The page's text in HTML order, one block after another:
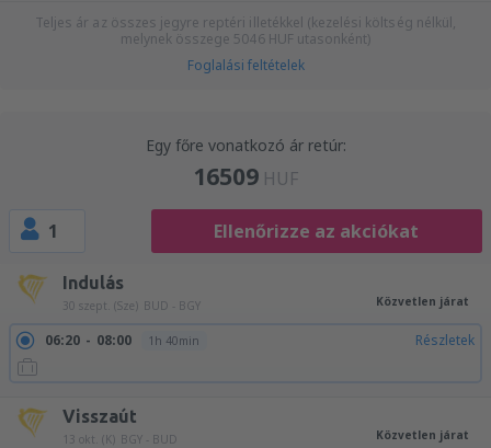
Teljes ár az összes jegyre reptéri illetékkel (kezelési költség nélkül,
melynek összege 5046 HUF utasonként)
Foglalási feltételek
Egy főre vonatkozó ár retúr:
16509 HUF
1 Ellenőrizze az akciókat
Indulás
30 szept. (Sze) BUD - BGY Közvetlen járat
06:20 08:00 1h 40min Részletek
Visszaút
13 okt. (K) BGY - BUD Közvetlen járat